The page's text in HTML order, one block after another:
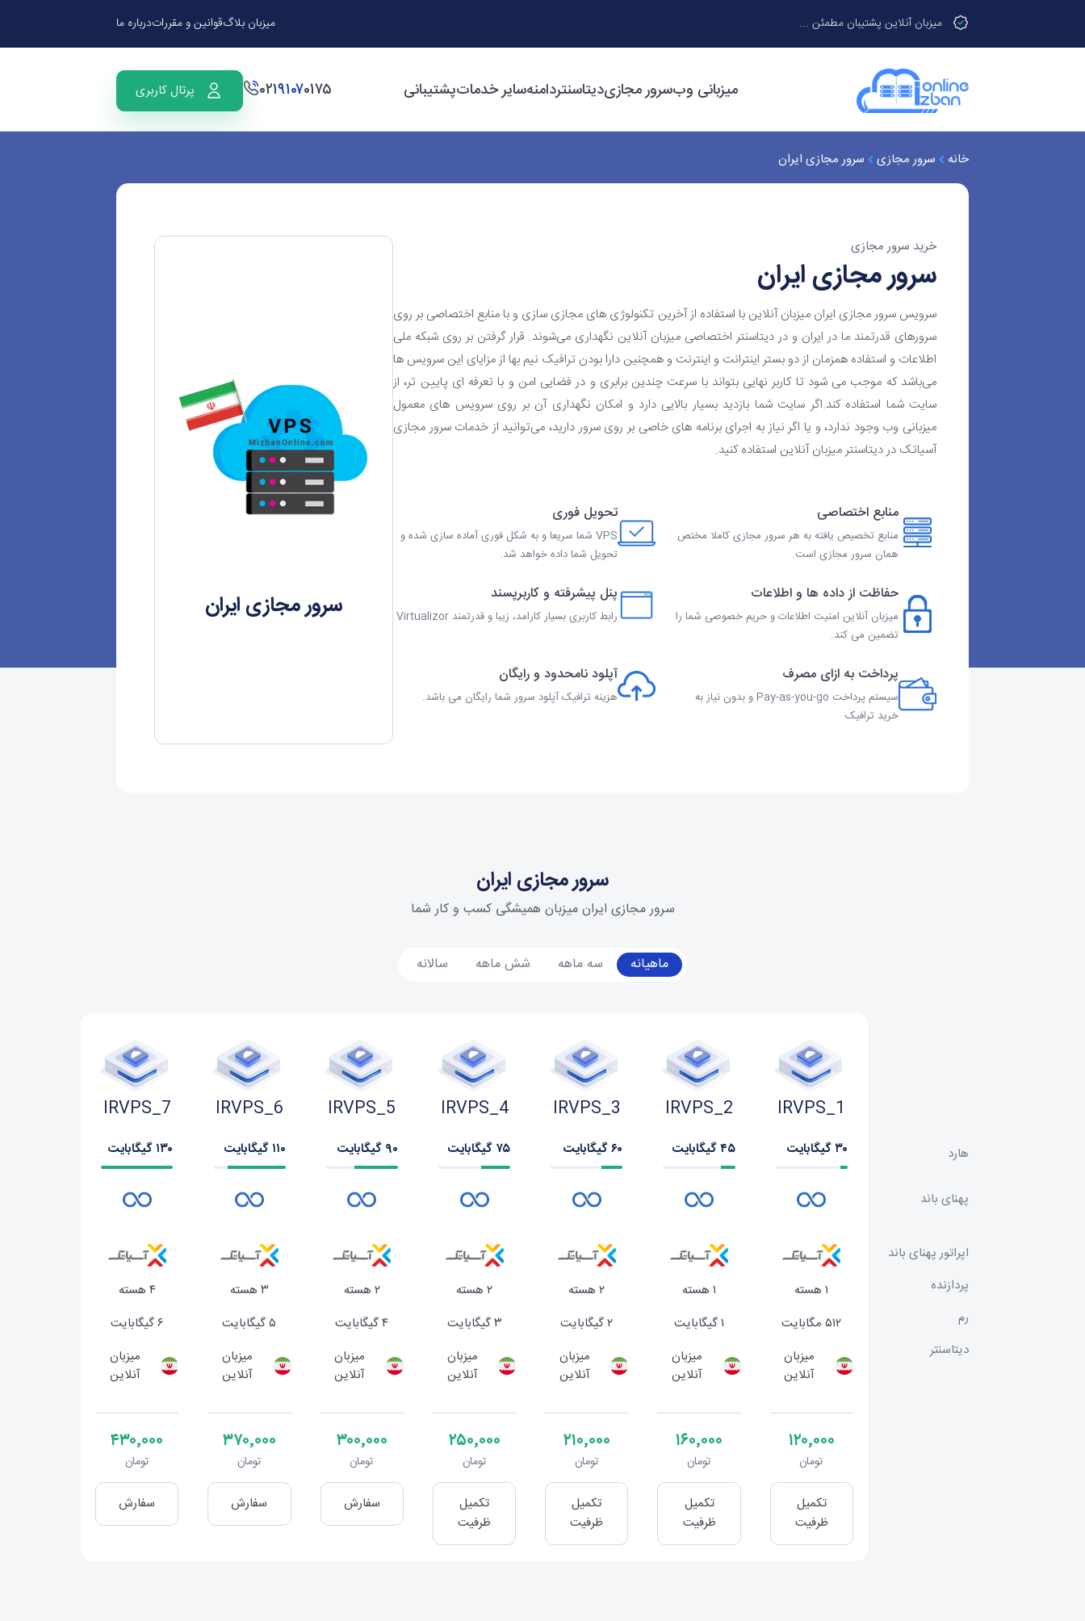
میزبان آنلاین پشتیبان مطمئن ... میزبان بلاگقوانین و مقرراتدرباره ما
میزبانی وبسرور مجازیدیتاسنتردامنهسایر خدماتپشتیبانی ۰۲۱۹۱۰۷۰۱۷۵ پرتال کاربری
خانه سرور مجازی سرور مجازی ایران
خرید سرور مجازی
سرور مجازی ایران
سرویس سرور مجازی ایران میزبان آنلاین با استفاده از آخرین تکنولوژی های مجازی سازی و با منابع اختصاصی بر روی
سرورهای قدرتمند ما در ایران و در دیتاسنتر اختصاصی میزبان آنلاین نگهداری می‌شوند. قرار گرفتن بر روی شبکه ملی
اطلاعات و استفاده همزمان از دو بستر اینترانت و اینترنت و همچنین دارا بودن ترافیک نیم بها از مزایای این سرویس ها
می‌باشد که موجب می شود تا کاربر نهایی بتواند با سرعت چندین برابری و در فضایی امن و با تعرفه ای پایین تر، از
سایت شما استفاده کند.اگر سایت شما بازدید بسیار بالایی دارد و امکان نگهداری آن بر روی سرویس های معمول
میزبانی وب وجود ندارد، و یا اگر نیاز به اجرای برنامه های خاصی بر روی سرور دارید، می‌توانید از خدمات سرور مجازی
آسیاتک در دیتاسنتر میزبان آنلاین استفاده کنید.
منابع اختصاصی
منابع تخصیص یافته به هر سرور مجازی کاملا مختص
همان سرور مجازی است.
تحویل فوری
VPS شما سریعا و به شکل فوری آماده سازی شده و
تحویل شما داده خواهد شد.
حفاظت از داده ها و اطلاعات
میزبان آنلاین امنیت اطلاعات و حریم خصوصی شما را
تضمین می کند.
پنل پیشرفته و کاربرپسند
رابط کاربری بسیار کارامد، زیبا و قدرتمند Virtualizor
پرداخت به ازای مصرف
سیستم پرداخت Pay-as-you-go و بدون نیاز به
خرید ترافیک
آپلود نامحدود و رایگان
هزینه ترافیک آپلود سرور شما رایگان می باشد.
سرور مجازی ایران
سرور مجازی ایران
سرور مجازی ایران میزبان همیشگی کسب و کار شما
ماهیانه سه ماهه شش ماهه سالانه
هارد
پهنای باند
اپراتور پهنای باند
پردازنده
رم
دیتاسنتر
IRVPS_1
۳۰ گیگابایت
۱ هسته
۵۱۲ مگابایت
میزبان
آنلاین
۱۲۰٬۰۰۰
تومان
تکمیل
ظرفیت
IRVPS_2
۴۵ گیگابایت
۱ هسته
۱ گیگابایت
میزبان
آنلاین
۱۶۰٬۰۰۰
تومان
تکمیل
ظرفیت
IRVPS_3
۶۰ گیگابایت
۲ هسته
۲ گیگابایت
میزبان
آنلاین
۲۱۰٬۰۰۰
تومان
تکمیل
ظرفیت
IRVPS_4
۷۵ گیگابایت
۲ هسته
۳ گیگابایت
میزبان
آنلاین
۲۵۰٬۰۰۰
تومان
تکمیل
ظرفیت
IRVPS_5
۹۰ گیگابایت
۲ هسته
۴ گیگابایت
میزبان
آنلاین
۳۰۰٬۰۰۰
تومان
سفارش
IRVPS_6
۱۱۰ گیگابایت
۳ هسته
۵ گیگابایت
میزبان
آنلاین
۳۷۰٬۰۰۰
تومان
سفارش
IRVPS_7
۱۳۰ گیگابایت
۴ هسته
۶ گیگابایت
میزبان
آنلاین
۴۳۰٬۰۰۰
تومان
سفارش